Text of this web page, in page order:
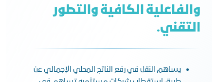
والفاعلية الكافية والتطور
التقني.
يساهم النقل في رفع الناتج المحلي الإجمالي عن